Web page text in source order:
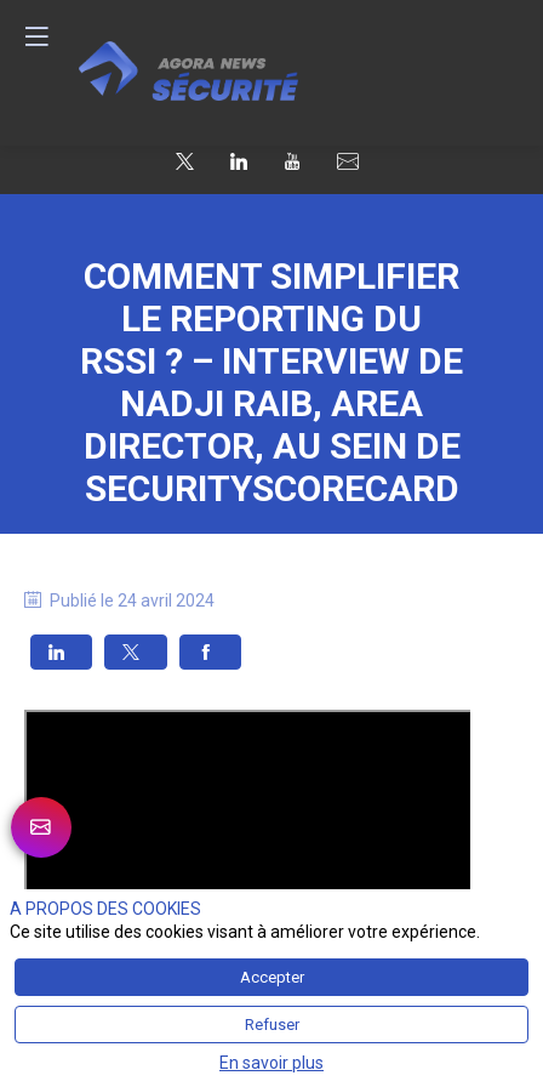
COMMENT SIMPLIFIER
LE REPORTING DU
RSSI ? – INTERVIEW DE
NADJI RAIB, AREA
DIRECTOR, AU SEIN DE
SECURITYSCORECARD
Publié le 24 avril 2024
A PROPOS DES COOKIES
Ce site utilise des cookies visant à améliorer votre expérience.
Accepter
Refuser
En savoir plus